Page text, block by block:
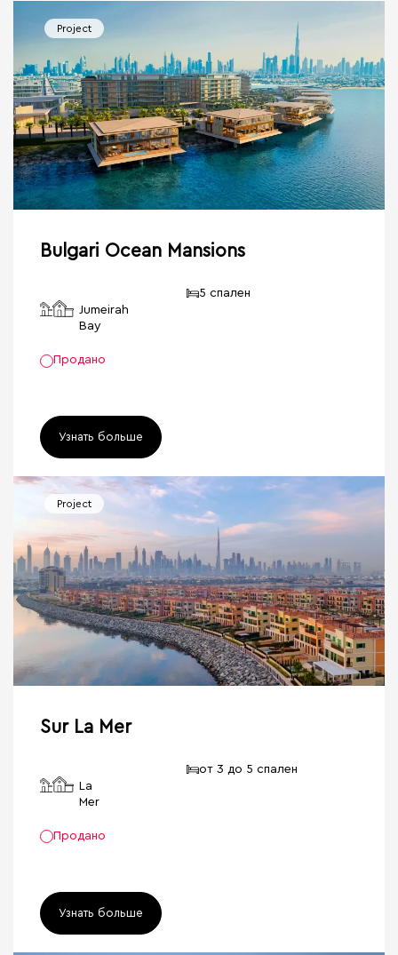
Project
Bulgari Ocean Mansions
Jumeirah
Bay
5 спален
Продано
Узнать больше
Project
Sur La Mer
La
Mer
от 3 до 5 спален
Продано
Узнать больше